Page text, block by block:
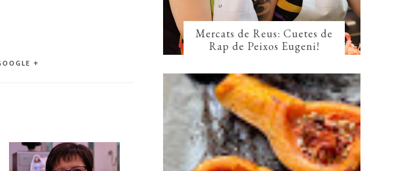
+
Mercats de Reus: Cuetes de
Rap de Peixos Eugeni!